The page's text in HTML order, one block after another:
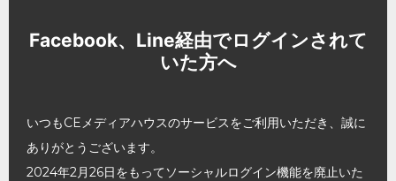
Facebook、Line経由でログインされて
いた方へ
いつもCEメディアハウスのサービスをご利用いただき、誠に
ありがとうございます。
2024年2月26日をもってソーシャルログイン機能を廃止いた